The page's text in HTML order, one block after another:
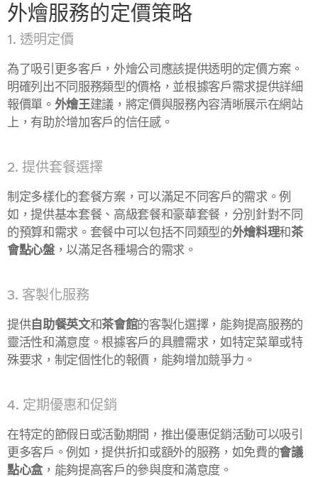
外燴服務的定價策略
1. 透明定價
為了吸引更多客戶，外燴公司應該提供透明的定價方案。
明確列出不同服務類型的價格，並根據客戶需求提供詳細
報價單。 外燴王建議，將定價與服務內容清晰展示在網站
上，有助於增加客戶的信任感。
2. 提供套餐選擇
制定多樣化的套餐方案，可以滿足不同客戶的需求。例
如，提供基本套餐、高級套餐和豪華套餐，分別針對不同
的預算和需求。套餐中可以包括不同類型的外燴料理和茶
會點心盤，以滿足各種場合的需求。
3. 客製化服務
提供自助餐英文和茶會館的客製化選擇，能夠提高服務的
靈活性和滿意度。根據客戶的具體需求，如特定菜單或特
殊要求，制定個性化的報價，能夠增加競爭力。
4. 定期優惠和促銷
在特定的節假日或活動期間，推出優惠促銷活動可以吸引
更多客戶。例如，提供折扣或額外的服務，如免費的會議
點心盒，能夠提高客戶的參與度和滿意度。